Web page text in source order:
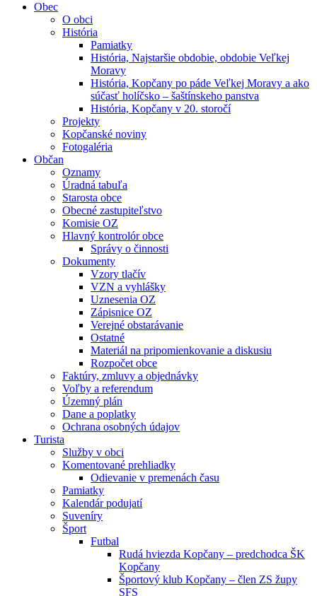
Obec
O obci
História
Pamiatky
História, Najstaršie obdobie, obdobie Veľkej
Moravy
História, Kopčany po páde Veľkej Moravy a ako
súčasť holíčsko – šaštínskeho panstva
História, Kopčany v 20. storočí
Projekty
Kopčanské noviny
Fotogaléria
Občan
Oznamy
Úradná tabuľa
Starosta obce
Obecné zastupiteľstvo
Komisie OZ
Hlavný kontrolór obce
Správy o činnosti
Dokumenty
Vzory tlačív
VZN a vyhlášky
Uznesenia OZ
Zápisnice OZ
Verejné obstarávanie
Ostatné
Materiál na pripomienkovanie a diskusiu
Rozpočet obce
Faktúry, zmluvy a objednávky
Voľby a referendum
Územný plán
Dane a poplatky
Ochrana osobných údajov
Turista
Služby v obci
Komentované prehliadky
Odievanie v premenách času
Pamiatky
Kalendár podujatí
Suveníry
Šport
Futbal
Rudá hviezda Kopčany – predchodca ŠK
Kopčany
Športový klub Kopčany – člen ZS župy
SFS